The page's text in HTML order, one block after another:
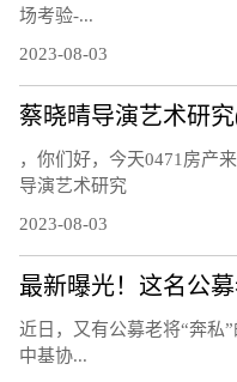
场考验-...
2023-08-03
，你们好，今天0471房产
导演艺术研究
2023-08-03
近日，又有公募老将“奔私
中基协...